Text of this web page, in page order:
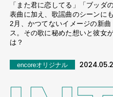
「また君に恋してる」「ブッダ
表曲に加え、歌謡曲のシーンに
2月、かつてないイメージの新
ス。その歌に秘めた想いと彼女
は？
encoreオリジナル